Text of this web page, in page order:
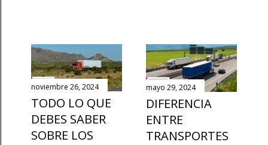
noviembre 26, 2024
TODO LO QUE
DEBES SABER
SOBRE LOS
mayo 29, 2024
DIFERENCIA
ENTRE
TRANSPORTES